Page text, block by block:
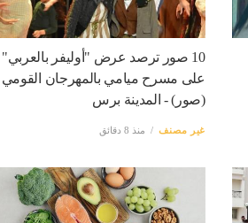
10 صور ترصد عرض "أوليفر بالعربي"
على مسرح ميامي بالمهرجان القومي
(صور) - المدينة برس
غير مصنف منذ 8 دقائق